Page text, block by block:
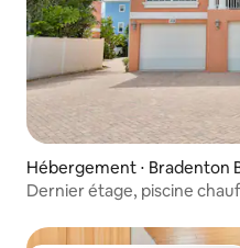
Hébergement ⋅ Bradenton
Dernier étage, piscine